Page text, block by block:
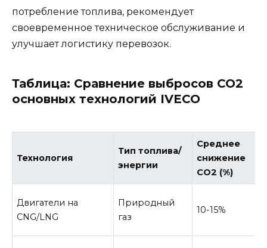
потребление топлива, рекомендует
своевременное техническое обслуживание и
улучшает логистику перевозок.
Таблица: Сравнение выбросов CO2
основных технологий IVECO
Технология
Тип топлива/
энергии
Среднее
снижение
CO2 (%)
Двигатели на
CNG/LNG
Природный
газ
10-15%